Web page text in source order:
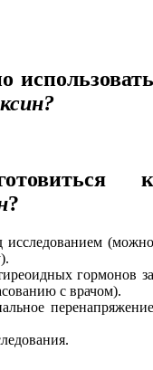
использовать
к
?
исследованием (можно
гормонов за
с врачом).
перенапряжение